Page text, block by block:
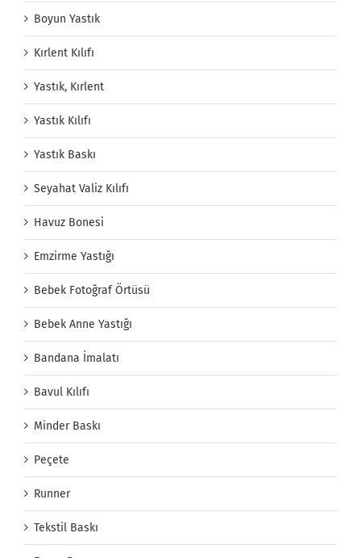
Boyun Yastık
Kırlent Kılıfı
Yastık, Kırlent
Yastık Kılıfı
Yastık Baskı
Seyahat Valiz Kılıfı
Havuz Bonesi
Emzirme Yastığı
Bebek Fotoğraf Örtüsü
Bebek Anne Yastığı
Bandana İmalatı
Bavul Kılıfı
Minder Baskı
Peçete
Runner
Tekstil Baskı